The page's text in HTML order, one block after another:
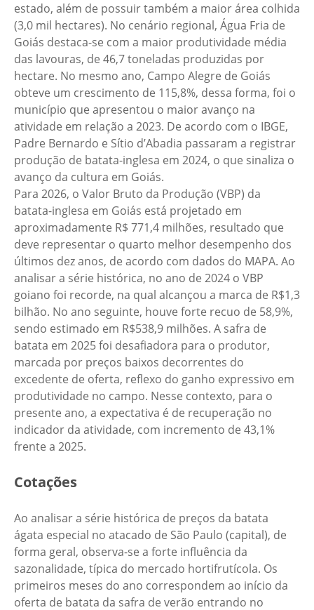
estado, além de possuir também a maior área colhida
(3,0 mil hectares). No cenário regional, Água Fria de
Goiás destaca-se com a maior produtividade média
das lavouras, de 46,7 toneladas produzidas por
hectare. No mesmo ano, Campo Alegre de Goiás
obteve um crescimento de 115,8%, dessa forma, foi o
município que apresentou o maior avanço na
atividade em relação a 2023. De acordo com o IBGE,
Padre Bernardo e Sítio d’Abadia passaram a registrar
produção de batata-inglesa em 2024, o que sinaliza o
avanço da cultura em Goiás.
Para 2026, o Valor Bruto da Produção (VBP) da
batata-inglesa em Goiás está projetado em
aproximadamente R$ 771,4 milhões, resultado que
deve representar o quarto melhor desempenho dos
últimos dez anos, de acordo com dados do MAPA. Ao
analisar a série histórica, no ano de 2024 o VBP
goiano foi recorde, na qual alcançou a marca de R$1,3
bilhão. No ano seguinte, houve forte recuo de 58,9%,
sendo estimado em R$538,9 milhões. A safra de
batata em 2025 foi desafiadora para o produtor,
marcada por preços baixos decorrentes do
excedente de oferta, reflexo do ganho expressivo em
produtividade no campo. Nesse contexto, para o
presente ano, a expectativa é de recuperação no
indicador da atividade, com incremento de 43,1%
frente a 2025.
Cotações
Ao analisar a série histórica de preços da batata
ágata especial no atacado de São Paulo (capital), de
forma geral, observa-se a forte influência da
sazonalidade, típica do mercado hortifrutícola. Os
primeiros meses do ano correspondem ao início da
oferta de batata da safra de verão entrando no